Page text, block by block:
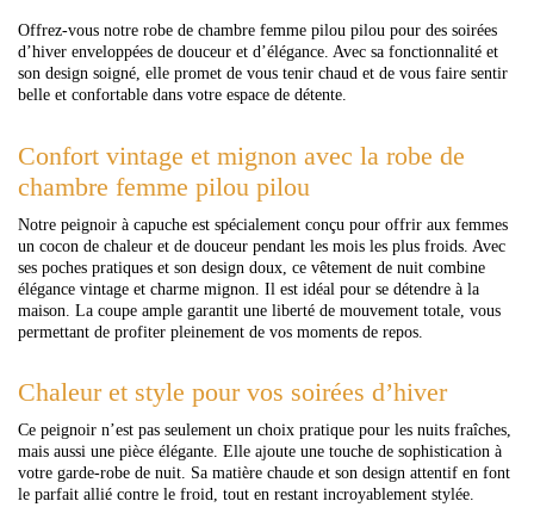
Offrez-vous notre robe de chambre femme pilou pilou pour des soirées
d’hiver enveloppées de douceur et d’élégance. Avec sa fonctionnalité et
son design soigné, elle promet de vous tenir chaud et de vous faire sentir
belle et confortable dans votre espace de détente.
Confort vintage et mignon avec la robe de
chambre femme pilou pilou
Notre peignoir à capuche est spécialement conçu pour offrir aux femmes
un cocon de chaleur et de douceur pendant les mois les plus froids. Avec
ses poches pratiques et son design doux, ce vêtement de nuit combine
élégance vintage et charme mignon. Il est idéal pour se détendre à la
maison. La coupe ample garantit une liberté de mouvement totale, vous
permettant de profiter pleinement de vos moments de repos.
Chaleur et style pour vos soirées d’hiver
Ce peignoir n’est pas seulement un choix pratique pour les nuits fraîches,
mais aussi une pièce élégante. Elle ajoute une touche de sophistication à
votre garde-robe de nuit. Sa matière chaude et son design attentif en font
le parfait allié contre le froid, tout en restant incroyablement stylée.